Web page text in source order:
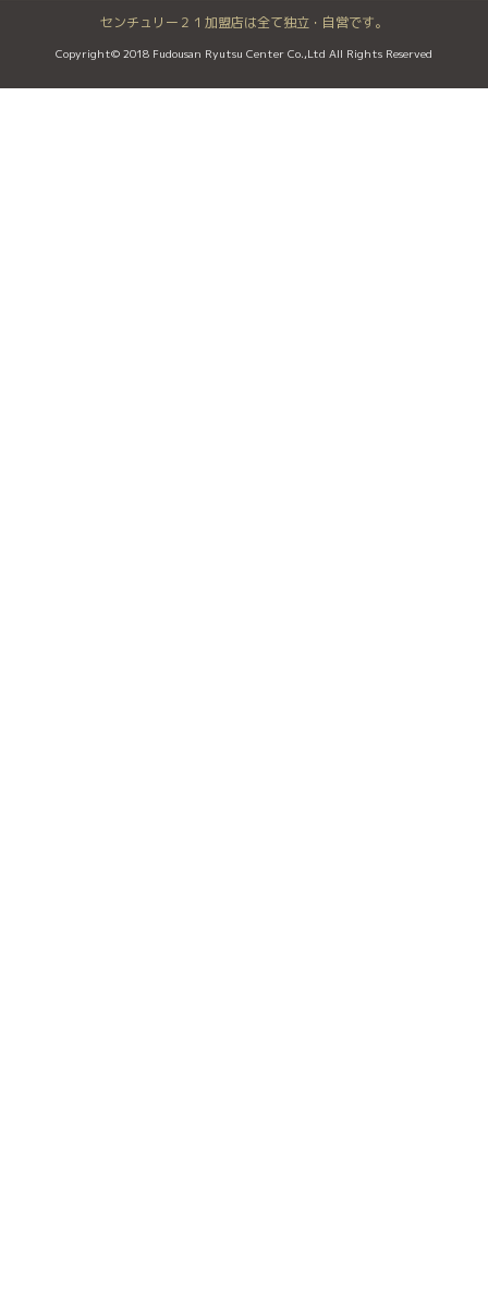
センチュリー２１加盟店は全て独立・自営です。
Copyright© 2018 Fudousan Ryutsu Center Co.,Ltd All Rights Reserved